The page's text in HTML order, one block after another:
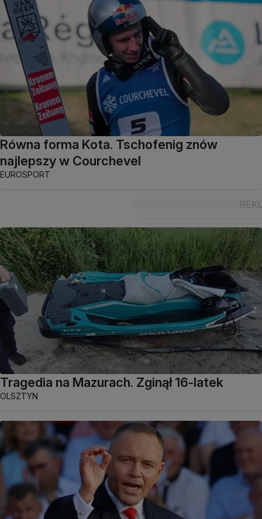
Równa forma Kota. Tschofenig znów
najlepszy w Courchevel
EUROSPORT
Tragedia na Mazurach. Zginął 16-latek
OLSZTYN